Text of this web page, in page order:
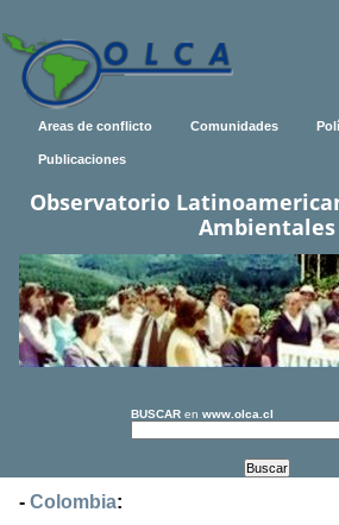
Areas de conflicto Comunidades
Publicaciones
Observatorio
Ambientales
BUSCAR en www.olca.cl
- Colombia: